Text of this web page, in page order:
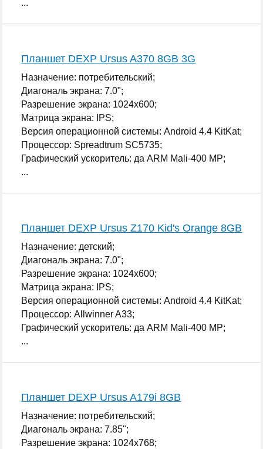
...
Планшет DEXP Ursus A370 8GB 3G
Назначение: потребительский;
Диагональ экрана: 7.0";
Разрешение экрана: 1024x600;
Матрица экрана: IPS;
Версия операционной системы: Android 4.4 KitKat;
Процессор: Spreadtrum SC5735;
Графический ускоритель: да ARM Mali-400 MP;
...
Планшет DEXP Ursus Z170 Kid's Orange 8GB
Назначение: детский;
Диагональ экрана: 7.0";
Разрешение экрана: 1024x600;
Матрица экрана: IPS;
Версия операционной системы: Android 4.4 KitKat;
Процессор: Allwinner A33;
Графический ускоритель: да ARM Mali-400 MP;
...
Планшет DEXP Ursus A179i 8GB
Назначение: потребительский;
Диагональ экрана: 7.85";
Разрешение экрана: 1024x768;